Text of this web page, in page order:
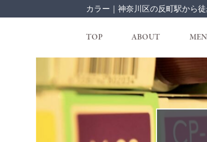
カラー｜神奈川区の反町駅から徒
TOP ABOUT